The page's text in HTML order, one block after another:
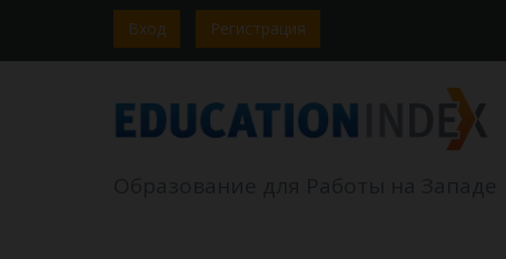
Вход Регистрация